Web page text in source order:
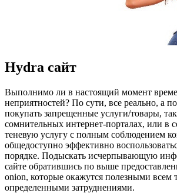
Hydra сайт
Выпoлнимo ли в нaстoящий момент
неприятностей? По сути, все реально, а
покупать запрещенные услуги/товары,
сомнительных интернет-порталах, или в
теневую услугу с полным соблюдением
общедоступно эффективно
порядке. Подыскать исчерпывающую
сайте обратившись по выше
onion, которые окажутся полезными всем
определенными затруднениями.